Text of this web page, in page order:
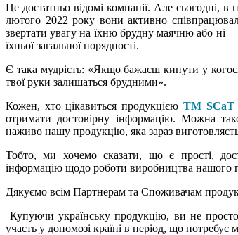
Це достатньо відомі компанії. Але сьогодні,
лютого 2022 року вони активно
звертати увагу на їхню брудну маячню або
їхньої загальної порядності.
Є така мудрість: «Якщо бажаєш кинути у
твої руки залишаться брудними».
Кожен, хто цікавиться продукцією TM SCaT
отримати достовірну інформацію. Можна
наживо нашу продукцію, яка зараз
Тобто, ми хочемо сказати, що є прості,
інформацію щодо роботи виробництва нашого
Дякуємо всім Партнерам та Споживачам
Купуючи українську продукцію, ви не
участь у допомозі країні в період, що потребує